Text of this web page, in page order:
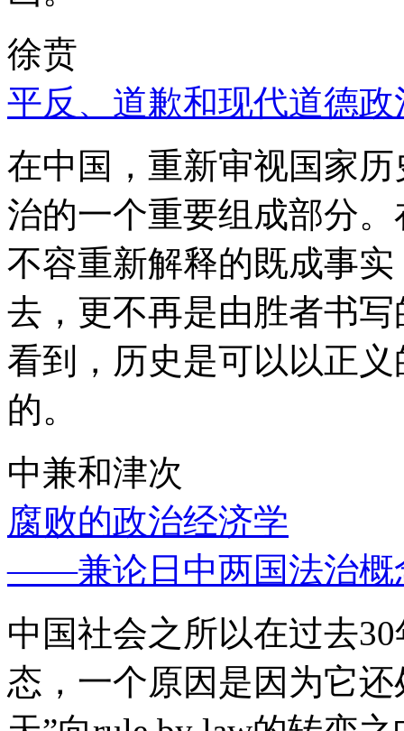
徐贲
平反、道歉和现代道德政
在中国，重新审视国家
治的一个重要组成部分
不容重新解释的既成事
去，更不再是由胜者书
看到，历史是可以以正
的。
中兼和津次
腐败的政治经济学
——兼论日中两国法治概
中国社会之所以在过去
态，一个原因是因为它